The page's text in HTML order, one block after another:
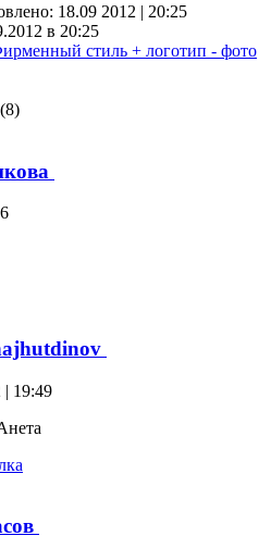
18.09 2012 | 20:25
в 20:25
(8)
| 19:49